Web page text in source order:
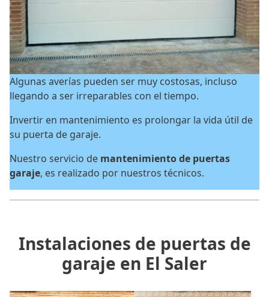
Algunas averías pueden ser muy costosas, incluso
llegando a ser irreparables con el tiempo.
Invertir en mantenimiento es prolongar la vida útil de
su puerta de garaje.
Nuestro servicio de mantenimiento de puertas
garaje, es realizado por nuestros técnicos.
Instalaciones de puertas de
garaje en El Saler